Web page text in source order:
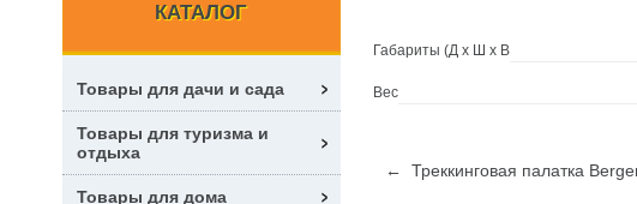
Габариты (Д х Ш х В
Вес
← Треккинговая палатка
КАТАЛОГ
Товары для дачи и сада
Товары для туризма и
отдыха
Товары для дома